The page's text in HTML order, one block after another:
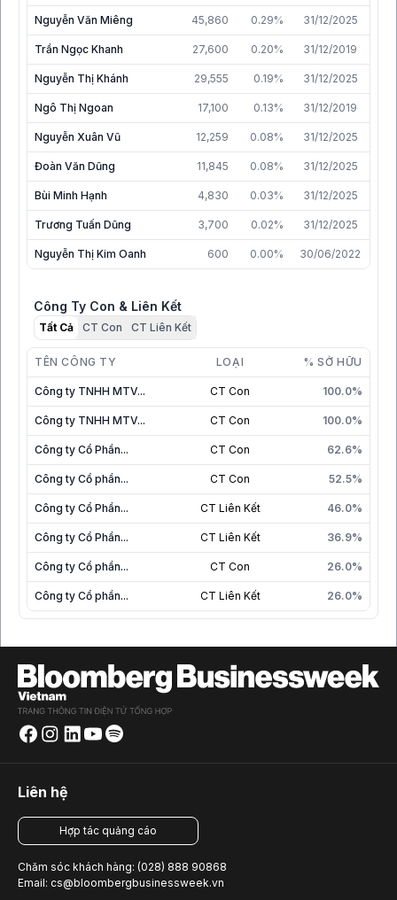
Nguyễn Văn Miêng 45,860 0.29% 31/12/2025
Trần Ngọc Khanh 27,600 0.20% 31/12/2019
Nguyễn Thị Khánh 29,555 0.19% 31/12/2025
Ngô Thị Ngoan 17,100 0.13% 31/12/2019
Nguyễn Xuân Vũ 12,259 0.08% 31/12/2025
Đoàn Văn Dũng 11,845 0.08% 31/12/2025
Bùi Minh Hạnh 4,830 0.03% 31/12/2025
Trương Tuấn Dũng 3,700 0.02% 31/12/2025
Nguyễn Thị Kim Oanh 600 0.00% 30/06/2022
Công Ty Con & Liên Kết
Tất Cả CT Con CT Liên Kết
TÊN CÔNG TY LOẠI % SỞ HỮU
Công ty TNHH MTV... CT Con 100.0%
Công ty TNHH MTV... CT Con 100.0%
Công ty Cổ Phần... CT Con 62.6%
Công ty Cổ phần... CT Con 52.5%
Công ty Cổ Phần... CT Liên Kết 46.0%
Công ty Cổ Phần... CT Liên Kết 36.9%
Công ty Cổ phần... CT Con 26.0%
Công ty Cổ phần... CT Liên Kết 26.0%
Liên hệ
Hợp tác quảng cáo
Chăm sóc khách hàng: (028) 888 90868
Email: cs@bloombergbusinessweek.vn